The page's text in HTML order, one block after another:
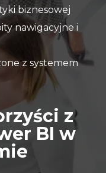
biznesowej
nawigacyjne i
z systemem
z
BI w